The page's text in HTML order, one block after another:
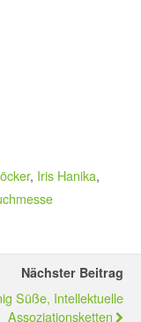
, Iris Hanika,
Nächster Beitrag
Süße, Intellektuelle
Assoziationsketten